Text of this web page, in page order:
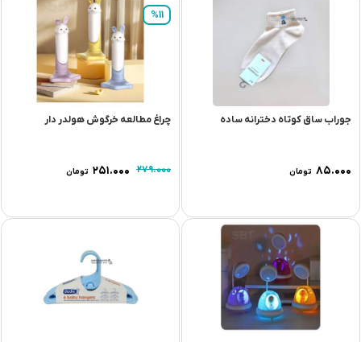
جوراب ساق کوتاه دخترانه ساده
۸۵.۰۰۰ تومان
چراغ مطالعه خرگوش هولدر دار
۲۷۹.۰۰۰ ۲۵۱.۰۰۰ تومان
%11